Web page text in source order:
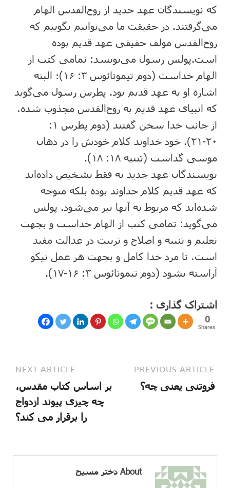
که نویسندگان عهد جدید از روح‌القدس الهام
می‌گرفتند. در حقیقت ما می‌توانیم بگوییم که
روح‌القدس مولف حقیقی عهد قدیم بوده
است.پولس رسول می‌نویسد: تمامی کتب از
الهام خداست (دوم تیموتائوس ۳: ۱۶)؛ البته
اشاره او به عهد قدیم بود. پطرس رسول می‌گوید
که انبیای عهد قدیم به روح‌القدس مجذوب شده،
از جانب خدا سخن گفتند (دوم پطرس ۱:
۲۰-۲۱). خود خداوند کلام خودش را در دهان
موسی گذاشت (تثنیه ۱۸: ۱۸).
نویسندگان عهد جدید نه فقط تشخیص داده‌اند
که عهد قدیم کلام خداوند بوده بلکه متوجه
شده‌اند که مربوط به آنها نیز می‌شود. پولس
می‌گوید: تمامی کتب از الهام خداست و بجهت
تعلیم و تنبیه و اصلاح و تربیت در عدالت مفید
است، تا مرد خدا کامل و بجهت هر عمل نیکو
آراسته بشود (دوم تیموتائوس ۳: ۱۶-۱۷).
اشتراک گذاری :
0
Shares
PREVIOUS ARTICLE
فروتنی یعنی چه؟
NEXT ARTICLE
بر اساس کتاب مقدس،
چه چیزی پیوند ازدواج
را برقرار می کند؟
About دختر مسیح